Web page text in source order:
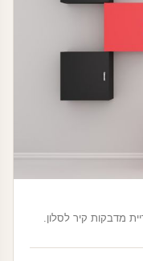
מדבקות קיר לסלון.